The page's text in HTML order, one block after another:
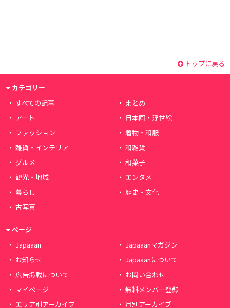
トップに戻る
カテゴリー
すべての記事
まとめ
アート
日本画・浮世絵
ファッション
着物・和服
雑貨・インテリア
和雑貨
グルメ
和菓子
観光・地域
エンタメ
暮らし
歴史・文化
古写真
ページ
Japaaan
Japaaanマガジン
お知らせ
Japaaanについて
広告掲載について
お問い合わせ
マイページ
無料メンバー登録
エリア別アーカイブ
月別アーカイブ